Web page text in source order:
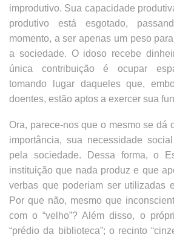
improdutivo. Sua capacidade
produtivo está esgotado,
momento, a ser apenas um peso
a sociedade. O idoso recebe
única contribuição é ocupar
tomando lugar daqueles que,
doentes, estão aptos a exercer sua
Ora, parece-nos que o mesmo se dá
importância, sua necessidade
pela sociedade. Dessa forma, o
instituição que nada produz e que
verbas que poderiam ser utilizadas
Por que não, mesmo que
com o “velho”? Além disso, o
“prédio da biblioteca”; o recinto